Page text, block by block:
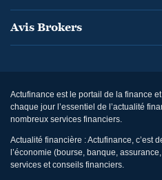
Avis Brokers
Actufinance est le portail de la finance
chaque jour l’essentiel de l’actualité
nombreux services financiers.
Actualité financière : Actufinance, c’est
l’économie (bourse, banque,
services et conseils financiers.